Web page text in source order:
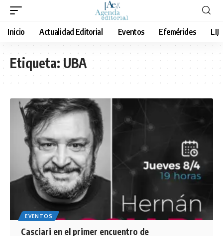
Inicio Actualidad Editorial Eventos Efemérides LIJ
Etiqueta:UBA
EVENTOS
Casciari en el primer encuentro de